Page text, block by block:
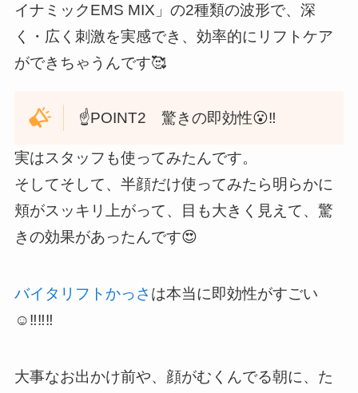
イナミックEMS MIX」の2種類の波形で、深
く・広く刺激を実感でき、効率的にリフトケア
ができちゃうんです🥰
☝️POINT2 驚きの即効性😮‼️
実はスタッフも使ってみたんです。
そしてそして、半顔だけ使ってみたら明らかに
頬がスッキリ上がって、目も大きく見えて、驚
きの効果があったんです😍
バイタリフトかっさ は本当に即効性がすごい
☺️‼️‼️‼️
大事なお出かけ前や、顔がむくんでる朝に、た